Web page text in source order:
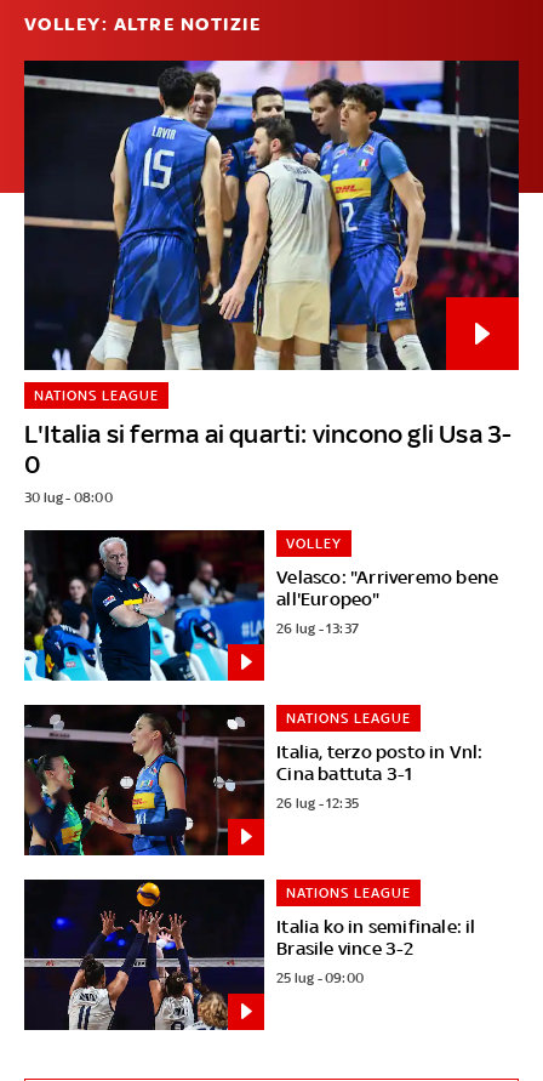
VOLLEY: ALTRE NOTIZIE
L'Italia si ferma ai quarti: vincono gli Usa 3-
0
NATIONS LEAGUE
30 lug - 08:00
Velasco: "Arriveremo bene
all'Europeo"
VOLLEY
26 lug - 13:37
Italia, terzo posto in Vnl:
Cina battuta 3-1
NATIONS LEAGUE
26 lug - 12:35
Italia ko in semifinale: il
Brasile vince 3-2
NATIONS LEAGUE
25 lug - 09:00